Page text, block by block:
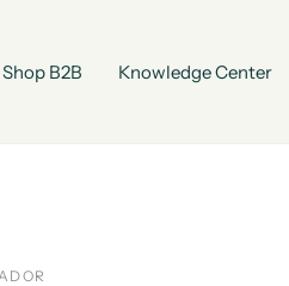
Shop B2B Knowledge Center